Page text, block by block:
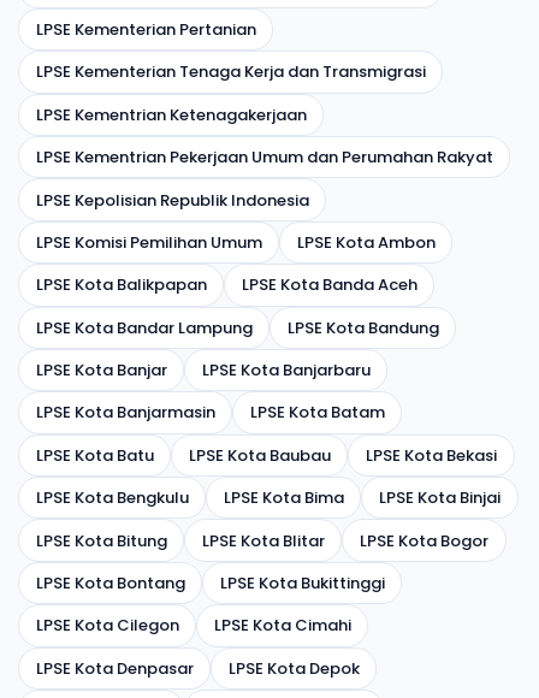
LPSE Kementerian Pertanian
LPSE Kementerian Tenaga Kerja dan Transmigrasi
LPSE Kementrian Ketenagakerjaan
LPSE Kementrian Pekerjaan Umum dan Perumahan Rakyat
LPSE Kepolisian Republik Indonesia
LPSE Komisi Pemilihan Umum
LPSE Kota Ambon
LPSE Kota Balikpapan
LPSE Kota Banda Aceh
LPSE Kota Bandar Lampung
LPSE Kota Bandung
LPSE Kota Banjar
LPSE Kota Banjarbaru
LPSE Kota Banjarmasin
LPSE Kota Batam
LPSE Kota Batu
LPSE Kota Baubau
LPSE Kota Bekasi
LPSE Kota Bengkulu
LPSE Kota Bima
LPSE Kota Binjai
LPSE Kota Bitung
LPSE Kota Blitar
LPSE Kota Bogor
LPSE Kota Bontang
LPSE Kota Bukittinggi
LPSE Kota Cilegon
LPSE Kota Cimahi
LPSE Kota Denpasar
LPSE Kota Depok